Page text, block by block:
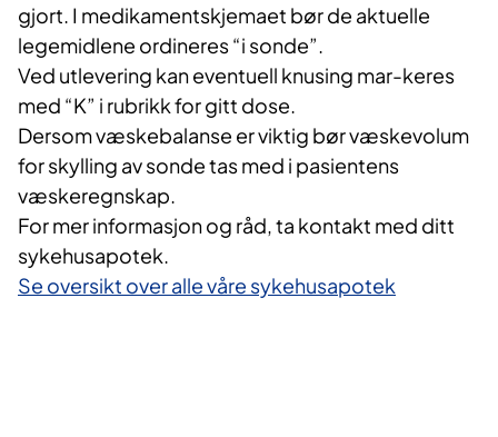
gjort. I medikamentskjemaet bør de aktuelle
legemidlene ordineres “i sonde”.
Ved utlevering kan eventuell knusing mar-keres
med “K” i rubrikk for gitt dose.
Dersom væskebalanse er viktig bør væskevolum
for skylling av sonde tas med i pasientens
væskeregnskap.
For mer informasjon og råd, ta kontakt med ditt
sykehusapotek.
Se oversikt over alle våre sykehusapotek